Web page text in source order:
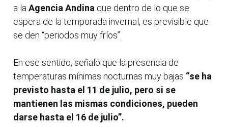
a la Agencia Andina que dentro de lo que se
espera de la temporada invernal, es previsible que
se den “periodos muy fríos”.
En ese sentido, señaló que la presencia de
temperaturas mínimas nocturnas muy bajas “se ha
previsto hasta el 11 de julio, pero si se
mantienen las mismas condiciones, pueden
darse hasta el 16 de julio”.